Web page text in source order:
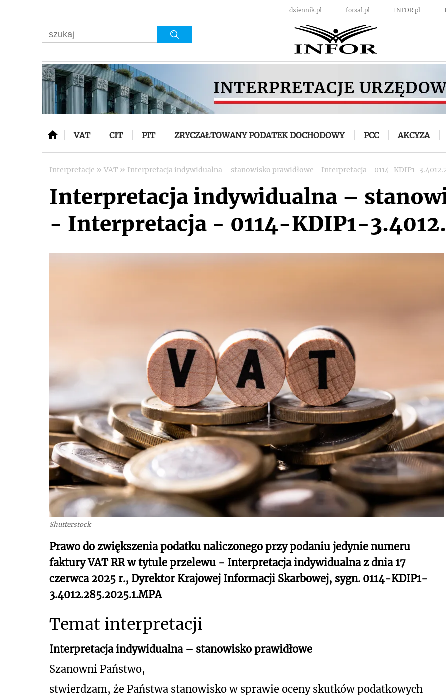
dziennik.pl forsal.pl INFOR.pl
VAT CIT PIT ZRYCZAŁTOWANY PODATEK DOCHODOWY PCC AKCYZA
Interpretacje » VAT » Interpretacja indywidualna – stanowisko prawidłowe - Interpretacja - 0114-KDIP1-
Interpretacja indywidualna –
- Interpretacja - 0114-KDIP1-
Shutterstock
Prawo do zwiększenia podatku naliczonego przy podaniu jedynie numeru
faktury VAT RR w tytule przelewu - Interpretacja indywidualna z dnia 17
czerwca 2025 r., Dyrektor Krajowej Informacji Skarbowej, sygn. 0114-KDIP1-
3.4012.285.2025.1.MPA
Temat interpretacji
Interpretacja indywidualna – stanowisko prawidłowe
Szanowni Państwo,
stwierdzam, że Państwa stanowisko w sprawie oceny skutków podatkowych